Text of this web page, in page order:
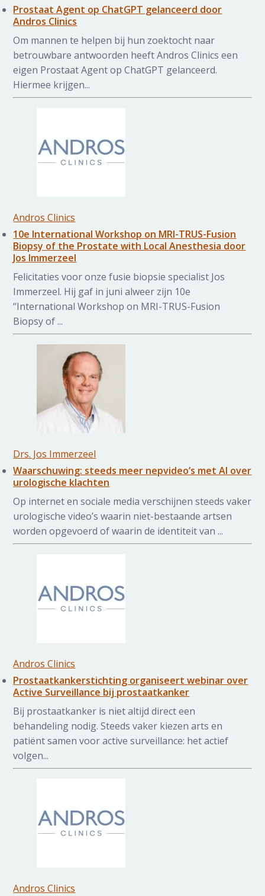
Prostaat Agent op ChatGPT gelanceerd door
Andros Clinics
Om mannen te helpen bij hun zoektocht naar
betrouwbare antwoorden heeft Andros Clinics een
eigen Prostaat Agent op ChatGPT gelanceerd.
Hiermee krijgen...
Andros Clinics
10e International Workshop on MRI-TRUS-Fusion
Biopsy of the Prostate with Local Anesthesia door
Jos Immerzeel
Felicitaties voor onze fusie biopsie specialist Jos
Immerzeel. Hij gaf in juni alweer zijn 10e
“International Workshop on MRI-TRUS-Fusion
Biopsy of ...
Drs. Jos Immerzeel
Waarschuwing: steeds meer nepvideo’s met AI over
urologische klachten
Op internet en sociale media verschijnen steeds vaker
urologische video’s waarin niet-bestaande artsen
worden opgevoerd of waarin de identiteit van ...
Andros Clinics
Prostaatkankerstichting organiseert webinar over
Active Surveillance bij prostaatkanker
Bij prostaatkanker is niet altijd direct een
behandeling nodig. Steeds vaker kiezen arts en
patiënt samen voor active surveillance: het actief
volgen...
Andros Clinics